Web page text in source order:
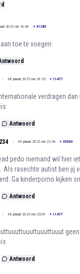
2025 om 18:46 + 31285
toe te voegen.
08 januari 2025 om 20:35 + 11477
verdragen
Antwoord
08 januari 2025 om 22:34 + 35063
pedo niemand wil hier
Als rasechte autist ben jij
Ga kinderporno kijken
Antwoord
08 januari 2025 om 23:00 + 11477
Antwoord